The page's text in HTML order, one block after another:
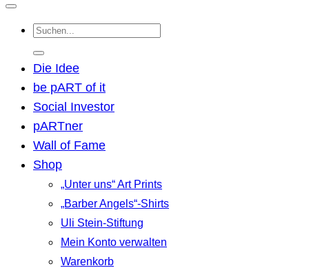
Suchen
nach:
Die Idee
be pART of it
Social Investor
pARTner
Wall of Fame
Shop
„Unter uns“ Art Prints
„Barber Angels“-Shirts
Uli Stein-Stiftung
Mein Konto verwalten
Warenkorb